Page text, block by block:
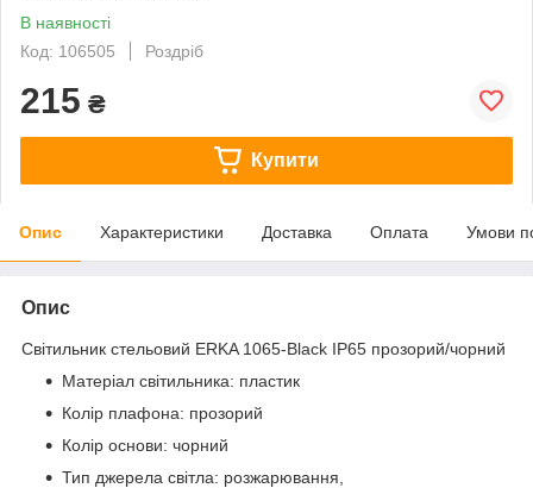
В наявності
Код: 106505
Роздріб
215 ₴
Купити
Опис Характеристики Доставка Оплата Умови
Опис
Світильник стельовий ERKA 1065-Black IP65 прозорий/чорний
Матеріал світильника: пластик
Колір плафона: прозорий
Колір основи: чорний
Тип джерела світла: розжарювання,